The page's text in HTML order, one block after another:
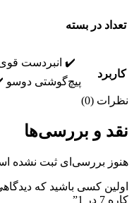
تعداد در بسته
کاربرد
✔️ انبردست
پیچ‌گوشتی دوسو
نظرات (0)
نقد و بررسی‌ها
هنوز بررسی‌ای ثبت نشده
اولین کسی باشید که
کاره 7 در 1”